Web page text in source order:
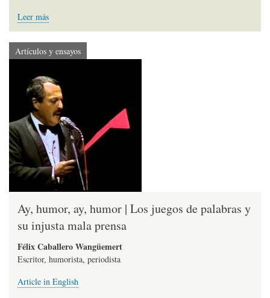
Leer más
Artículos y ensayos
Ay, humor, ay, humor | Los juegos de palabras y
su injusta mala prensa
Félix Caballero Wangüemert
Escritor, humorista, periodista
Article in English